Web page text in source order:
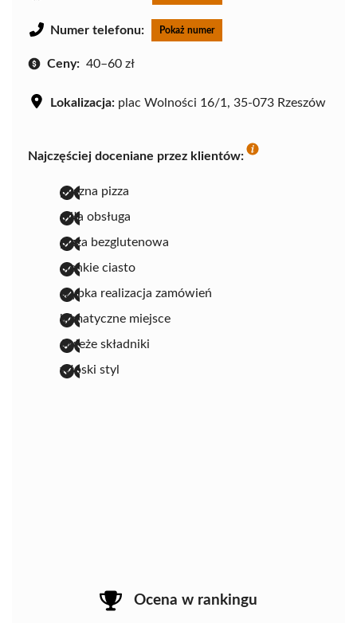
Numer telefonu: Pokaż numer
Ceny: 40–60 zł
Lokalizacja: plac Wolności 16/1, 35-073 Rzeszów
Najczęściej doceniane przez klientów:
pyszna pizza
miła obsługa
pizza bezglutenowa
cienkie ciasto
szybka realizacja zamówień
klimatyczne miejsce
świeże składniki
włoski styl
Ocena w rankingu